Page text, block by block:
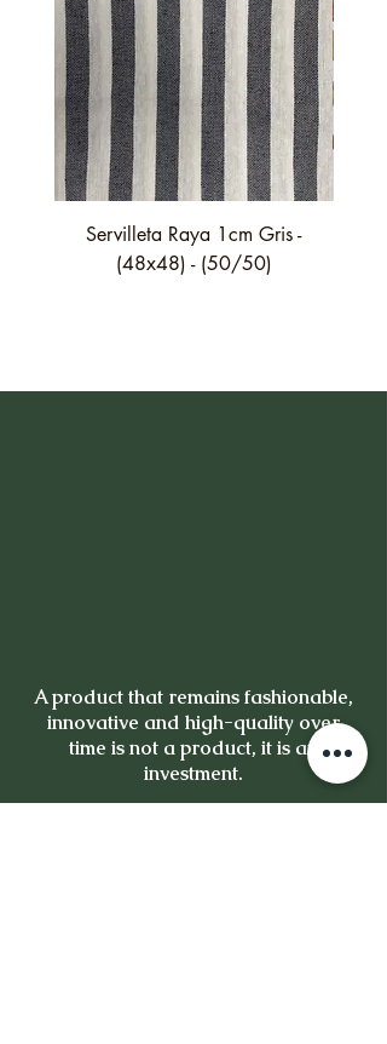
Servilleta Raya 1cm Gris -
(48x48) - (50/50)
A product that remains fashionable,
innovative and high-quality over
time is not a product, it is an
investment.